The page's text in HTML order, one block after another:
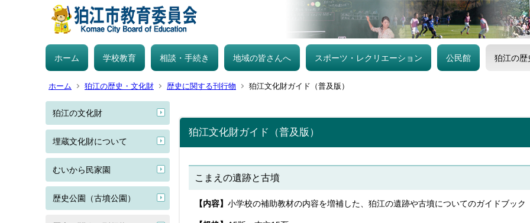
ホーム 学校教育 相談・手続き 地域の皆さんへ スポーツ・レクリエーション 公民館 狛江の歴
ホーム 狛江の歴史・文化財 歴史に関する刊行物 狛江文化財ガイド（普及版）
狛江の文化財
埋蔵文化財について
むいから民家園
歴史公園（古墳公園）
狛江文化財ガイド（普及版）
こまえの遺跡と古墳
【内容】 小学校の補助教材の内容を増補した、狛江の遺跡や古墳についてのガイドブック